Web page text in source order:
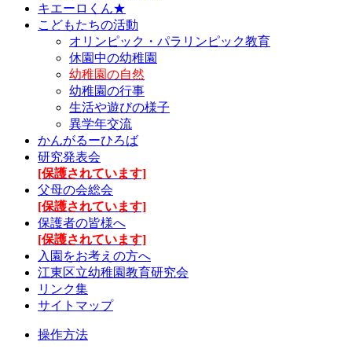
キエーロくん★
こどもたちの活動
オリンピック・パラリンピック教育
休園中の幼稚園
幼稚園の自然
幼稚園の行事
生活や遊びの様子
異学年交流
かんがるーひろば
研究発表会
[保護されています]
父母の会総会
[保護されています]
保護者の皆様へ
[保護されています]
入園をお考えの方へ
江東区立幼稚園教育研究会
リンク集
サイトマップ
操作方法